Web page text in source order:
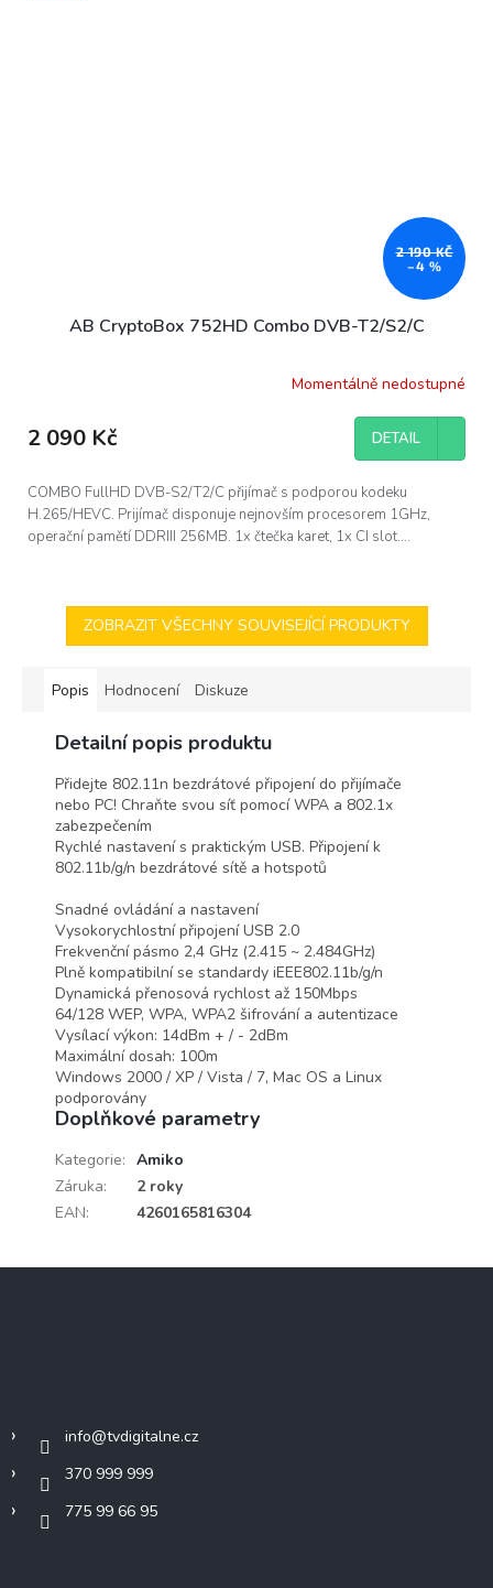
2 190 KČ
–4 %
AB CryptoBox 752HD Combo DVB-T2/S2/C
Momentálně nedostupné
2 090 Kč DETAIL
COMBO FullHD DVB-S2/T2/C přijímač s podporou kodeku
H.265/HEVC. Prijímač disponuje nejnovším procesorem 1GHz,
operační pamětí DDRIII 256MB. 1x čtečka karet, 1x CI slot....
ZOBRAZIT VŠECHNY SOUVISEJÍCÍ PRODUKTY
Popis Hodnocení Diskuze
Detailní popis produktu
Přidejte 802.11n bezdrátové připojení do přijímače
nebo PC! Chraňte svou síť pomocí WPA a 802.1x
zabezpečením
Rychlé nastavení s praktickým USB. Připojení k
802.11b/g/n bezdrátové sítě a hotspotů
Snadné ovládání a nastavení
Vysokorychlostní připojení USB 2.0
Frekvenční pásmo 2,4 GHz (2.415 ~ 2.484GHz)
Plně kompatibilní se standardy iEEE802.11b/g/n
Dynamická přenosová rychlost až 150Mbps
64/128 WEP, WPA, WPA2 šifrování a autentizace
Vysílací výkon: 14dBm + / - 2dBm
Maximální dosah: 100m
Windows 2000 / XP / Vista / 7, Mac OS a Linux
podporovány
Doplňkové parametry
Kategorie: Amiko
Záruka:
2 roky
EAN: 4260165816304
info@tvdigitalne.cz
370 999 999
775 99 66 95